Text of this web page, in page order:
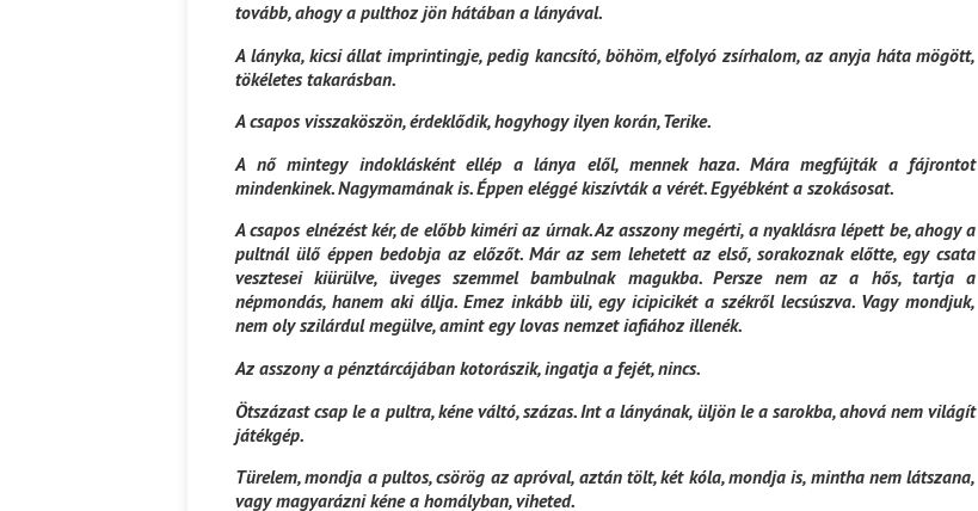
tovább, ahogy a pulthoz jön hátában a lányával.
A lányka, kicsi állat imprintingje, pedig kancsító, böhöm, elfolyó zsírhalom, az anyja háta mögött,
tökéletes takarásban.
A csapos visszaköszön, érdeklődik, hogyhogy ilyen korán, Terike.
A nő mintegy indoklásként ellép a lánya elől, mennek haza. Mára megfújták a fájrontot
mindenkinek. Nagymamának is. Éppen eléggé kiszívták a vérét. Egyébként a szokásosat.
A csapos elnézést kér, de előbb kiméri az úrnak. Az asszony megérti, a nyaklásra lépett be, ahogy a
pultnál ülő éppen bedobja az előzőt. Már az sem lehetett az első, sorakoznak előtte, egy csata
vesztesei kiürülve, üveges szemmel bambulnak magukba. Persze nem az a hős, tartja a
népmondás, hanem aki állja. Emez inkább üli, egy icipicikét a székről lecsúszva. Vagy mondjuk,
nem oly szilárdul megülve, amint egy lovas nemzet iafiához illenék.
Az asszony a pénztárcájában kotorászik, ingatja a fejét, nincs.
Ötszázast csap le a pultra, kéne váltó, százas. Int a lányának, üljön le a sarokba, ahová nem világít
játékgép.
Türelem, mondja a pultos, csörög az apróval, aztán tölt, két kóla, mondja is, mintha nem látszana,
vagy magyarázni kéne a homályban, viheted.
Bevezetés a bául ösvénybe (Fordította: